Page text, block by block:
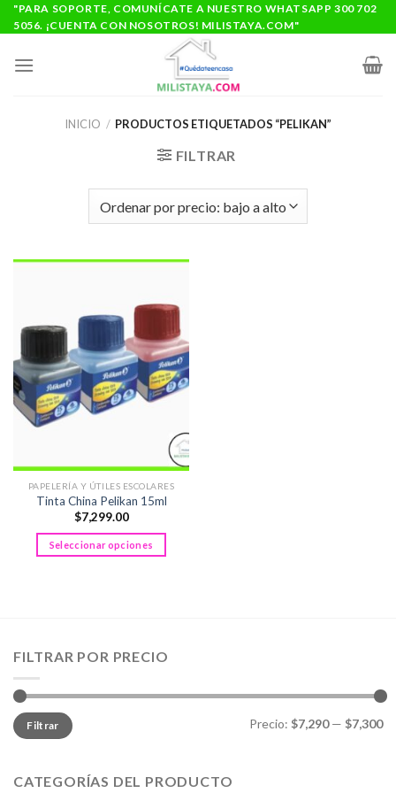
Saltar
al
"PARA SOPORTE, COMUNÍCATE A NUESTRO WHATSAPP 300 702
5056. ¡CUENTA CON NOSOTROS! MILISTAYA.COM"
INICIO / PRODUCTOS ETIQUETADOS “PELIKAN”
FILTRAR
PAPELERÍA Y ÚTILES ESCOLARES
Tinta China Pelikan 15ml
$7,299.00
Seleccionar opciones
Las
se
página
FILTRAR POR PRECIO
Precio
mínimo
Precio
máximo
Filtrar Precio: $7,290— $7,300
CATEGORÍAS DEL PRODUCTO